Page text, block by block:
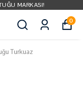
MARKASI!
0
Turkuaz